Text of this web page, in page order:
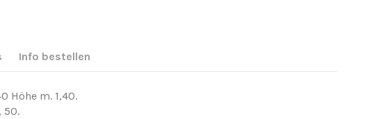
Info bestellen
Höhe m. 1,40.
50.